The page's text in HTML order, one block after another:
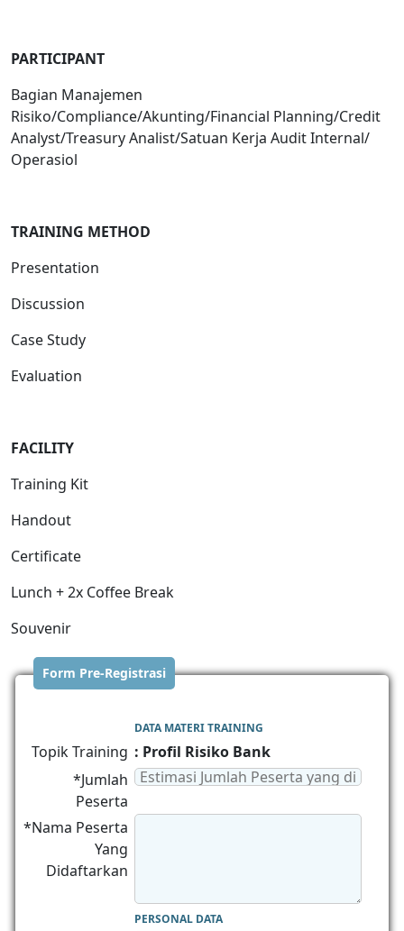
PARTICIPANT
Bagian Manajemen
Risiko/Compliance/Akunting/Financial Planning/Credit
Analyst/Treasury Analist/Satuan Kerja Audit Internal/
Operasiol
TRAINING METHOD
Presentation
Discussion
Case Study
Evaluation
FACILITY
Training Kit
Handout
Certificate
Lunch + 2x Coffee Break
Souvenir
Form Pre-Registrasi
DATA MATERI TRAINING
Topik Training : Profil Risiko Bank
*Jumlah
Peserta
*Nama Peserta
Yang
Didaftarkan
PERSONAL DATA